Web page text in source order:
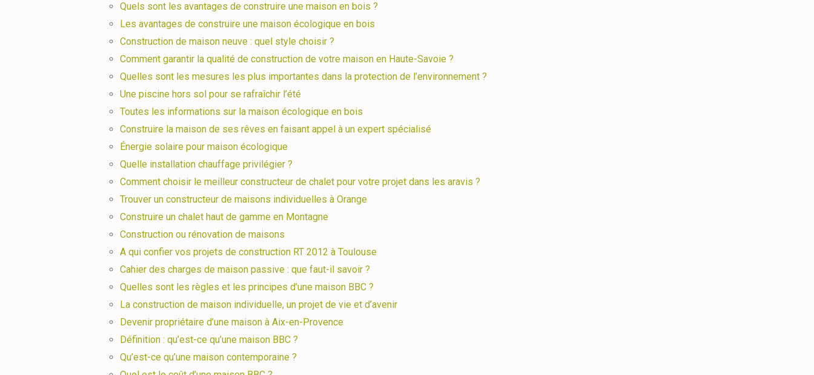
Quels sont les avantages de construire une maison en bois ?
Les avantages de construire une maison écologique en bois
Construction de maison neuve : quel style choisir ?
Comment garantir la qualité de construction de votre maison en Haute-Savoie ?
Quelles sont les mesures les plus importantes dans la protection de l’environnement ?
Une piscine hors sol pour se rafraîchir l’été
Toutes les informations sur la maison écologique en bois
Construire la maison de ses rêves en faisant appel à un expert spécialisé
Énergie solaire pour maison écologique
Quelle installation chauffage privilégier ?
Comment choisir le meilleur constructeur de chalet pour votre projet dans les aravis ?
Trouver un constructeur de maisons individuelles à Orange
Construire un chalet haut de gamme en Montagne
Construction ou rénovation de maisons
A qui confier vos projets de construction RT 2012 à Toulouse
Cahier des charges de maison passive : que faut-il savoir ?
Quelles sont les règles et les principes d’une maison BBC ?
La construction de maison individuelle, un projet de vie et d’avenir
Devenir propriétaire d’une maison à Aix-en-Provence
Définition : qu’est-ce qu’une maison BBC ?
Qu’est-ce qu’une maison contemporaine ?